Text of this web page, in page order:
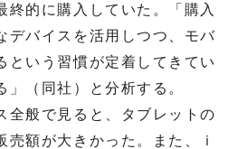
終的に購入していた。「購入
デバイスを活用しつつ、モバ
という習慣が定着してきてい
」（同社）と分析する。
般で見ると、タブレットの
売額が大きかった。また、ｉ